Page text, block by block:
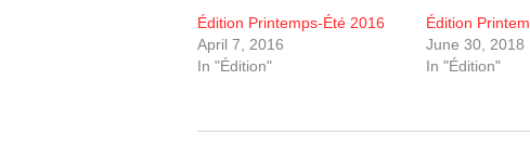
Édition Printemps-Été 2016
April 7, 2016
In "Édition"
Édition
June 30, 2018
In "Édition"